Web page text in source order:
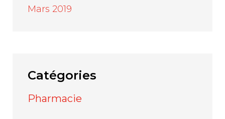
Mars 2019
Catégories
Pharmacie